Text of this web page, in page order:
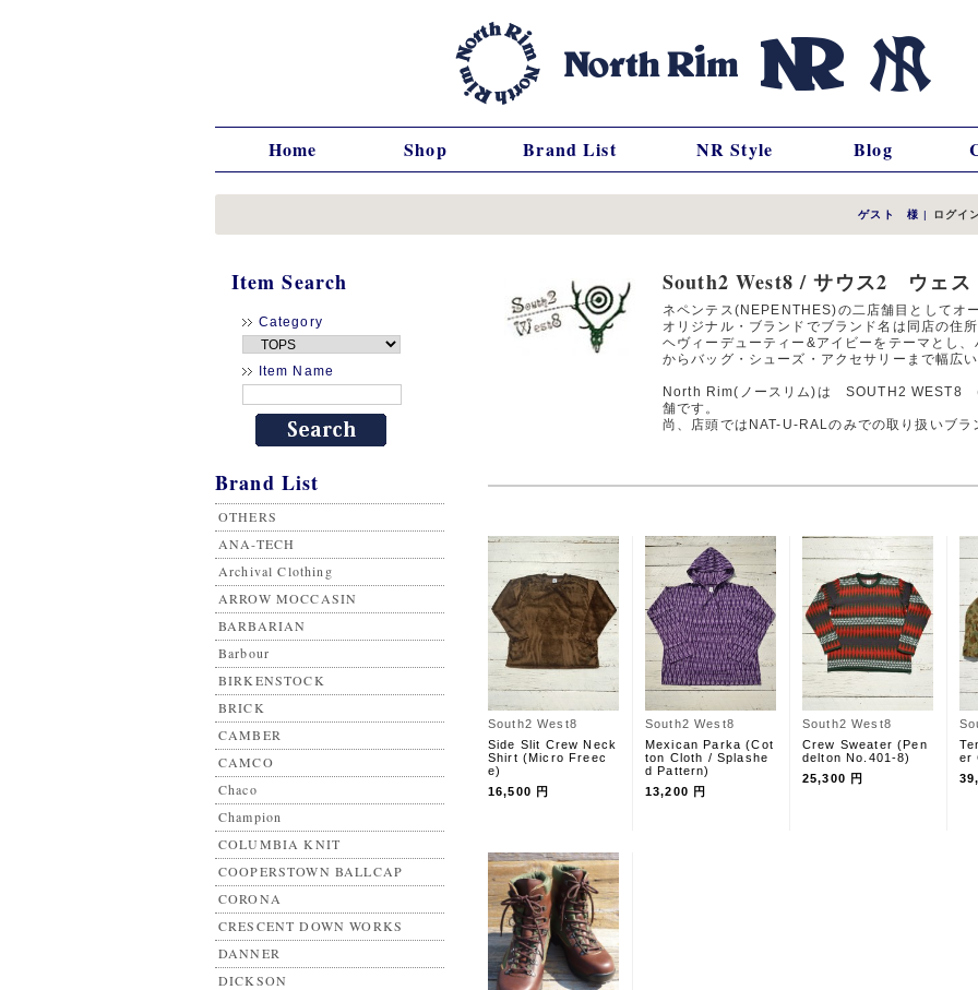
Home Shop Brand List NR Style Blog
ゲスト 様 | ログイ
Item Search
Category
Item Name
Brand List
OTHERS
ANA-TECH
Archival Clothing
ARROW MOCCASIN
BARBARIAN
Barbour
BIRKENSTOCK
BRICK
CAMBER
CAMCO
Chaco
Champion
COLUMBIA KNIT
COOPERSTOWN BALLCAP
CORONA
CRESCENT DOWN WORKS
DANNER
DICKSON
South2 West8 / サウス2 ウェス
ネペンテス(NEPENTHES)の二店舗目としてオ
オリジナル・ブランドでブランド名は同店の住所
ヘヴィーデューティー&アイビーをテーマとし
からバッグ・シューズ・アクセサリーまで幅広
North Rim(ノースリム)は SOUTH2 WEST8
舗です。
尚、店頭ではNAT-U-RALのみでの取り扱いブラ
South2 West8
Side Slit Crew Neck
Shirt (Micro Freec
e)
16,500 円
South2 West8
Mexican Parka (Cot
ton Cloth / Splashe
d Pattern)
13,200 円
South2 West8
Crew Sweater (Pen
delton No.401-8)
25,300 円
er